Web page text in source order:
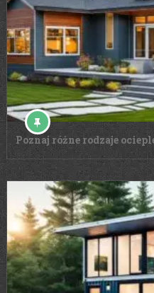
Poznaj różne rodzaje